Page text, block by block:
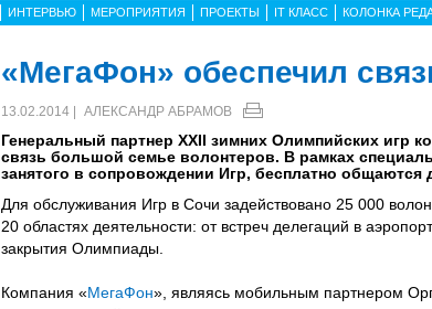
ИНТЕРВЬЮ МЕРОПРИЯТИЯ ПРОЕКТЫ IT КЛАСС КОЛОНКА
«МегаФон» обеспечил
13.02.2014 | АЛЕКСАНДР АБРАМОВ
Генеральный партнер XXII зимних Олимпийских игр
связь большой семье волонтеров. В рамках
занятого в сопровождении Игр, бесплатно общаются
Для обслуживания Игр в Сочи задействовано 25 000
20 областях деятельности: от встреч делегаций в
закрытия Олимпиады.
Компания «МегаФон», являясь мобильным партнером